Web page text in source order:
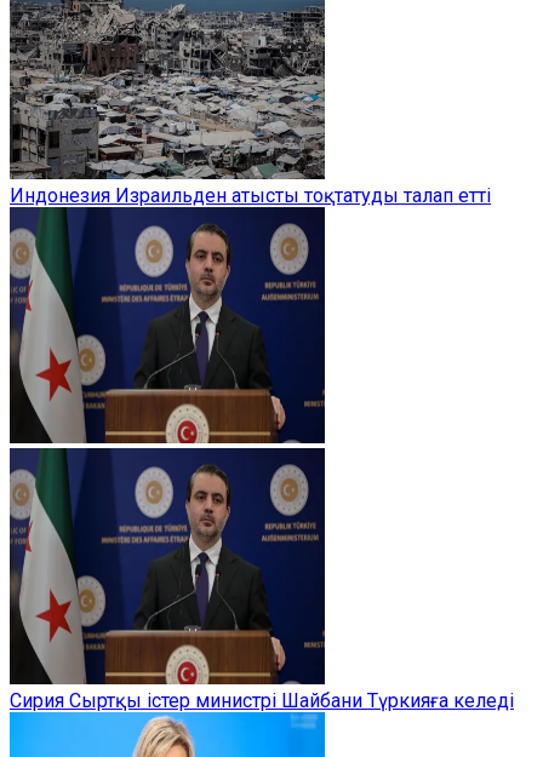
Индонезия Израильден атысты тоқтатуды талап етті
Сирия Сыртқы істер министрі Шайбани Түркияға келеді